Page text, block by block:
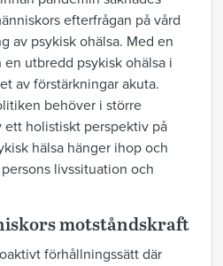
efterfrågan på vård
av psykisk ohälsa. Med en
utbredd psykisk ohälsa i
av förstärkningar akuta.
behöver i större
ett holistiskt perspektiv på
hälsa hänger ihop och
livssituation och
motståndskraft
förhållningssätt där